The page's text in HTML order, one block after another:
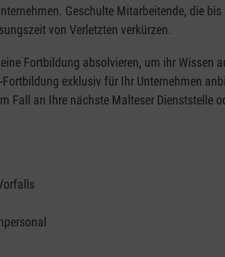
Geschulte Mitarbeitende, die
von Verletzten verkürzen.
Fortbildung absolvieren, um ihr Wissen
exklusiv für Ihr Unternehmen
Fall an Ihre nächste Malteser Dienststelle